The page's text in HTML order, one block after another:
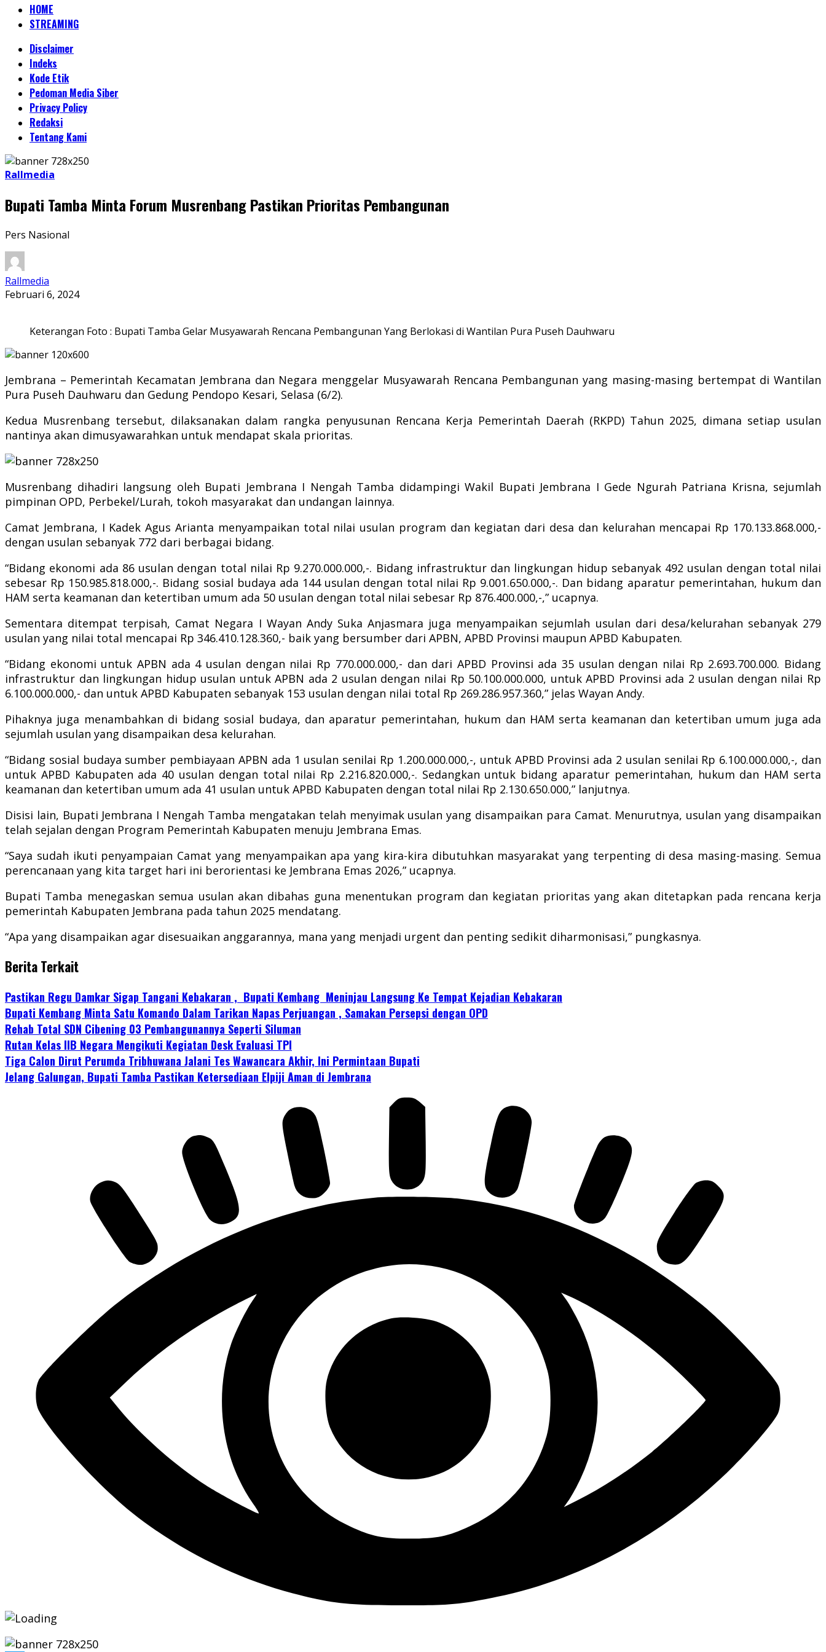
HOME
STREAMING
Disclaimer
Indeks
Kode Etik
Pedoman Media Siber
Privacy Policy
Redaksi
Tentang Kami
Rallmedia
Bupati Tamba Minta Forum Musrenbang Pastikan Prioritas Pembangunan
Pers Nasional
Rallmedia
Februari 6, 2024
Keterangan Foto : Bupati Tamba Gelar Musyawarah Rencana Pembangunan Yang Berlokasi di Wantilan Pura Puseh Dauhwaru
Jembrana – Pemerintah Kecamatan Jembrana dan Negara menggelar Musyawarah Rencana Pembangunan yang masing-masing bertempat di Wantilan
Pura Puseh Dauhwaru dan Gedung Pendopo Kesari, Selasa (6/2).
Kedua Musrenbang tersebut, dilaksanakan dalam rangka penyusunan Rencana Kerja Pemerintah Daerah (RKPD) Tahun 2025, dimana setiap usulan
nantinya akan dimusyawarahkan untuk mendapat skala prioritas.
Musrenbang dihadiri langsung oleh Bupati Jembrana I Nengah Tamba didampingi Wakil Bupati Jembrana I Gede Ngurah Patriana Krisna, sejumlah
pimpinan OPD, Perbekel/Lurah, tokoh masyarakat dan undangan lainnya.
Camat Jembrana, I Kadek Agus Arianta menyampaikan total nilai usulan program dan kegiatan dari desa dan kelurahan mencapai Rp 170.133.868.000,-
dengan usulan sebanyak 772 dari berbagai bidang.
“Bidang ekonomi ada 86 usulan dengan total nilai Rp 9.270.000.000,-. Bidang infrastruktur dan lingkungan hidup sebanyak 492 usulan dengan total nilai
sebesar Rp 150.985.818.000,-. Bidang sosial budaya ada 144 usulan dengan total nilai Rp 9.001.650.000,-. Dan bidang aparatur pemerintahan, hukum dan
HAM serta keamanan dan ketertiban umum ada 50 usulan dengan total nilai sebesar Rp 876.400.000,-,” ucapnya.
Sementara ditempat terpisah, Camat Negara I Wayan Andy Suka Anjasmara juga menyampaikan sejumlah usulan dari desa/kelurahan sebanyak 279
usulan yang nilai total mencapai Rp 346.410.128.360,- baik yang bersumber dari APBN, APBD Provinsi maupun APBD Kabupaten.
“Bidang ekonomi untuk APBN ada 4 usulan dengan nilai Rp 770.000.000,- dan dari APBD Provinsi ada 35 usulan dengan nilai Rp 2.693.700.000. Bidang
infrastruktur dan lingkungan hidup usulan untuk APBN ada 2 usulan dengan nilai Rp 50.100.000.000, untuk APBD Provinsi ada 2 usulan dengan nilai Rp
6.100.000.000,- dan untuk APBD Kabupaten sebanyak 153 usulan dengan nilai total Rp 269.286.957.360,” jelas Wayan Andy.
Pihaknya juga menambahkan di bidang sosial budaya, dan aparatur pemerintahan, hukum dan HAM serta keamanan dan ketertiban umum juga ada
sejumlah usulan yang disampaikan desa kelurahan.
“Bidang sosial budaya sumber pembiayaan APBN ada 1 usulan senilai Rp 1.200.000.000,-, untuk APBD Provinsi ada 2 usulan senilai Rp 6.100.000.000,-, dan
untuk APBD Kabupaten ada 40 usulan dengan total nilai Rp 2.216.820.000,-. Sedangkan untuk bidang aparatur pemerintahan, hukum dan HAM serta
keamanan dan ketertiban umum ada 41 usulan untuk APBD Kabupaten dengan total nilai Rp 2.130.650.000,” lanjutnya.
Disisi lain, Bupati Jembrana I Nengah Tamba mengatakan telah menyimak usulan yang disampaikan para Camat. Menurutnya, usulan yang disampaikan
telah sejalan dengan Program Pemerintah Kabupaten menuju Jembrana Emas.
“Saya sudah ikuti penyampaian Camat yang menyampaikan apa yang kira-kira dibutuhkan masyarakat yang terpenting di desa masing-masing. Semua
perencanaan yang kita target hari ini berorientasi ke Jembrana Emas 2026,” ucapnya.
Bupati Tamba menegaskan semua usulan akan dibahas guna menentukan program dan kegiatan prioritas yang akan ditetapkan pada rencana kerja
pemerintah Kabupaten Jembrana pada tahun 2025 mendatang.
“Apa yang disampaikan agar disesuaikan anggarannya, mana yang menjadi urgent dan penting sedikit diharmonisasi,” pungkasnya.
Berita Terkait
Pastikan Regu Damkar Sigap Tangani Kebakaran , Bupati Kembang Meninjau Langsung Ke Tempat Kejadian Kebakaran
Bupati Kembang Minta Satu Komando Dalam Tarikan Napas Perjuangan , Samakan Persepsi dengan OPD
Rehab Total SDN Cibening 03 Pembangunannya Seperti Siluman
Rutan Kelas IIB Negara Mengikuti Kegiatan Desk Evaluasi TPI
Tiga Calon Dirut Perumda Tribhuwana Jalani Tes Wawancara Akhir, Ini Permintaan Bupati
Jelang Galungan, Bupati Tamba Pastikan Ketersediaan Elpiji Aman di Jembrana